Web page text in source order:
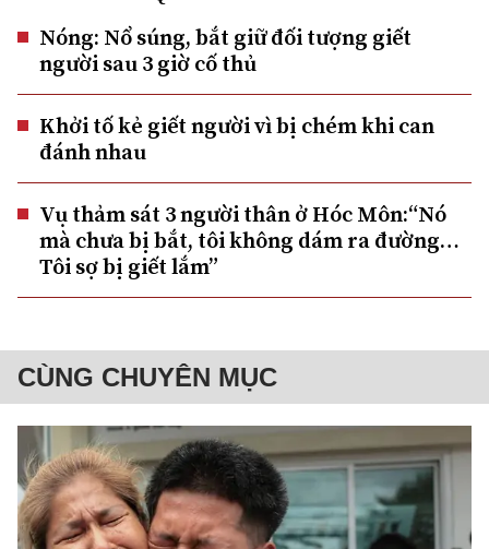
Nóng: Nổ súng, bắt giữ đối tượng giết
người sau 3 giờ cố thủ
Khởi tố kẻ giết người vì bị chém khi can
đánh nhau
Vụ thảm sát 3 người thân ở Hóc Môn:“Nó
mà chưa bị bắt, tôi không dám ra đường…
Tôi sợ bị giết lắm”
CÙNG CHUYÊN MỤC